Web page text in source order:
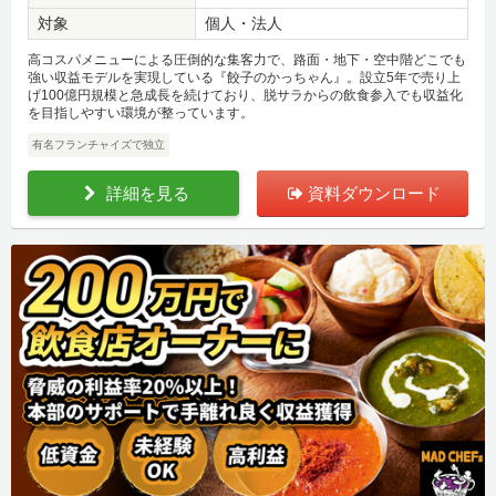
対象 個人・法人
高コスパメニューによる圧倒的な集客力で、路面・地下・空中階どこでも
強い収益モデルを実現している『餃子のかっちゃん』。設立5年で売り上
げ100億円規模と急成長を続けており、脱サラからの飲食参入でも収益化
を目指しやすい環境が整っています。
有名フランチャイズで独立
詳細を見る 資料ダウンロード